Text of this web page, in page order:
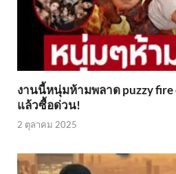
งานนี้หนุ่มห้ามพลาด puzzy fire
แล้วซื้อด่วน!
2 ตุลาคม 2025